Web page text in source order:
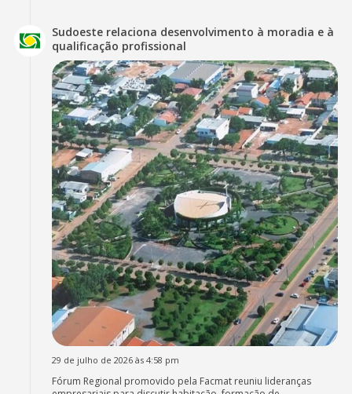
Sudoeste relaciona desenvolvimento à moradia e à
qualificação profissional
29 de julho de 2026 às 4:58 pm
Fórum Regional promovido pela Facmat reuniu lideranças